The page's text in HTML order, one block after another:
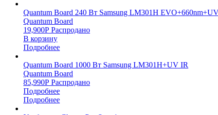
Quantum Board 240 Вт Samsung LM301H
Quantum Board
19,900Р Распродано
В корзину
Подробнее
Quantum Board 1000 Вт Samsung LM301H+UV IR
Quantum Board
85,990Р Распродано
Подробнее
Подробнее